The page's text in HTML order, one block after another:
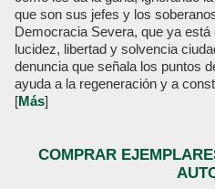
que son sus jefes y los
Democracia Severa, que ya
lucidez, libertad y solvencia
denuncia que señala los puntos
ayuda a la regeneración y a
[Más]
COMPRAR